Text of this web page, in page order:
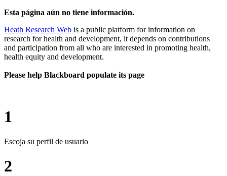
Esta página aún no tiene información.
Heath Research Web is a public platform for information on
research for health and development, it depends on contributions
and participation from all who are interested in promoting health,
health equity and development.
Please help Blackboard populate its page
1
Escoja su perfil de usuario
2